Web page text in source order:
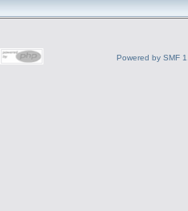
Powered by SMF